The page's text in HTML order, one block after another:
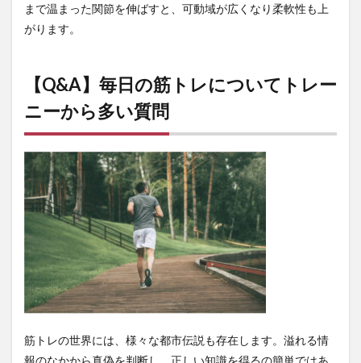
まで温まった関節を伸ばすと、可動域が広くなり柔軟性も上
がります。
【Q&A】毎日の筋トレについてトレー
ニーから多い質問
筋トレの世界には、様々な都市伝説も存在します。溢れる情
報のなかから真偽を判断し、正しい知識を得るの簡単ではあ